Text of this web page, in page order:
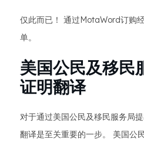
仅此而已！ 通过MotaWord订购
单。
美国公民及移民
证明翻译
对于通过美国公民及移民服务局
翻译是至关重要的一步。 美国公